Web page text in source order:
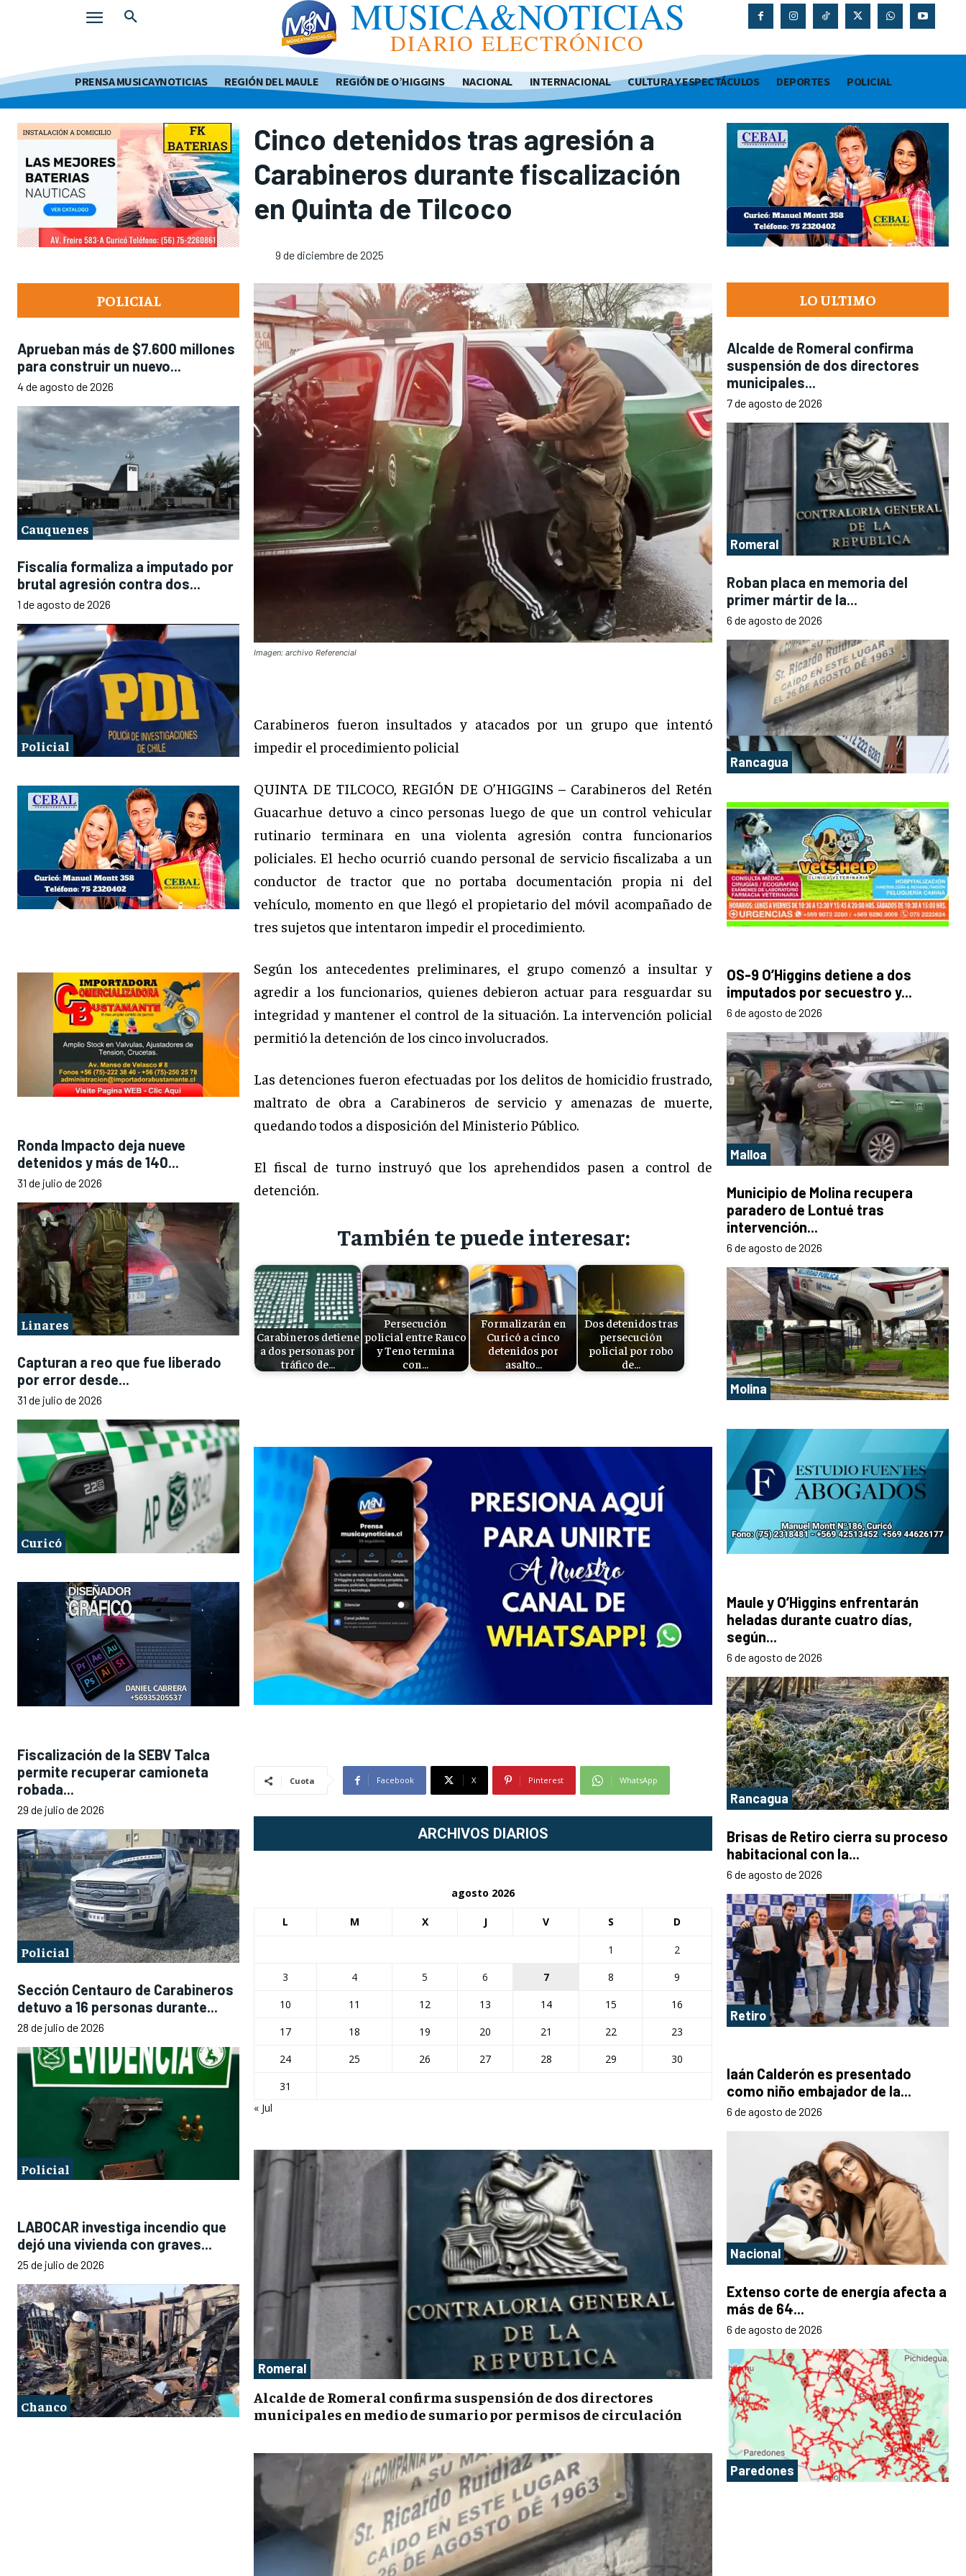
MUSICA&NOTICIAS
DIARIO ELECTRÓNICO
PRENSA MUSICAYNOTICIAS REGIÓN DEL MAULE REGIÓN DE O’HIGGINS NACIONAL INTERNACIONAL CULTURA Y ESPECTÁCULOS DEPORTES POLICIAL
POLICIAL
Aprueban más de $7.600 millones
para construir un nuevo...
4 de agosto de 2026
Cauquenes
Fiscalía formaliza a imputado por
brutal agresión contra dos...
1 de agosto de 2026
Policial
Ronda Impacto deja nueve
detenidos y más de 140...
31 de julio de 2026
Linares
Capturan a reo que fue liberado
por error desde...
31 de julio de 2026
Curicó
Fiscalización de la SEBV Talca
permite recuperar camioneta
robada...
29 de julio de 2026
Policial
Sección Centauro de Carabineros
detuvo a 16 personas durante...
28 de julio de 2026
Policial
LABOCAR investiga incendio que
dejó una vivienda con graves...
25 de julio de 2026
Chanco
Cinco detenidos tras agresión a
Carabineros durante fiscalización
en Quinta de Tilcoco
9 de diciembre de 2025
Imagen: archivo Referencial
Carabineros fueron insultados y atacados por un grupo que intentó
impedir el procedimiento policial
QUINTA DE TILCOCO, REGIÓN DE O’HIGGINS – Carabineros del Retén
Guacarhue detuvo a cinco personas luego de que un control vehicular
rutinario terminara en una violenta agresión contra funcionarios
policiales. El hecho ocurrió cuando personal de servicio fiscalizaba a un
conductor de tractor que no portaba documentación propia ni del
vehículo, momento en que llegó el propietario del móvil acompañado de
tres sujetos que intentaron impedir el procedimiento.
Según los antecedentes preliminares, el grupo comenzó a insultar y
agredir a los funcionarios, quienes debieron actuar para resguardar su
integridad y mantener el control de la situación. La intervención policial
permitió la detención de los cinco involucrados.
Las detenciones fueron efectuadas por los delitos de homicidio frustrado,
maltrato de obra a Carabineros de servicio y amenazas de muerte,
quedando todos a disposición del Ministerio Público.
El fiscal de turno instruyó que los aprehendidos pasen a control de
detención.
También te puede interesar:
Carabineros detiene
a dos personas por
tráfico de…
Persecución
policial entre Rauco
y Teno termina
con…
Formalizarán en
Curicó a cinco
detenidos por
asalto…
Dos detenidos tras
persecución
policial por robo
de…
Cuota Facebook X Pinterest WhatsApp
ARCHIVOS DIARIOS
agosto 2026
L M X J V S D
1
2
3
4 5 6 7 8
9
10
11 12 13 14 15
16
17
18 19 20 21 22
23
24
25 26 27 28 29
30
31
« Jul
Romeral
Alcalde de Romeral confirma suspensión de dos directores
municipales en medio de sumario por permisos de circulación
LO ULTIMO
Alcalde de Romeral confirma
suspensión de dos directores
municipales...
7 de agosto de 2026
Romeral
Roban placa en memoria del
primer mártir de la...
6 de agosto de 2026
Rancagua
OS-9 O’Higgins detiene a dos
imputados por secuestro y...
6 de agosto de 2026
Malloa
Municipio de Molina recupera
paradero de Lontué tras
intervención...
6 de agosto de 2026
Molina
Maule y O’Higgins enfrentarán
heladas durante cuatro días,
según...
6 de agosto de 2026
Rancagua
Brisas de Retiro cierra su proceso
habitacional con la...
6 de agosto de 2026
Retiro
Iaán Calderón es presentado
como niño embajador de la...
6 de agosto de 2026
Nacional
Extenso corte de energía afecta a
más de 64...
6 de agosto de 2026
Paredones